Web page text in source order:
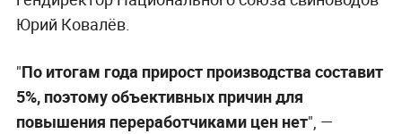
Юрий Ковалёв.
"По итогам года прирост производства составит
5%, поэтому объективных причин для
повышения переработчиками цен нет", —